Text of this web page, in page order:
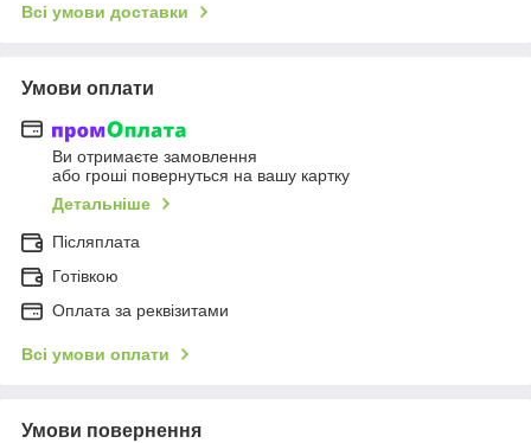
Всі умови доставки
Умови оплати
Ви отримаєте замовлення
або гроші повернуться на вашу картку
Детальніше
Післяплата
Готівкою
Оплата за реквізитами
Всі умови оплати
Умови повернення